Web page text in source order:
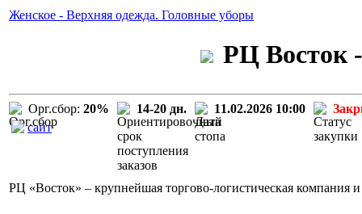
Женское - Верхняя одежда. Головные уборы
РЦ Восток
Орг.сбор: 20% 14-20 дн. 11.02.2026 10:00
сайт
РЦ «Восток» – крупнейшая торгово-логистическая компания